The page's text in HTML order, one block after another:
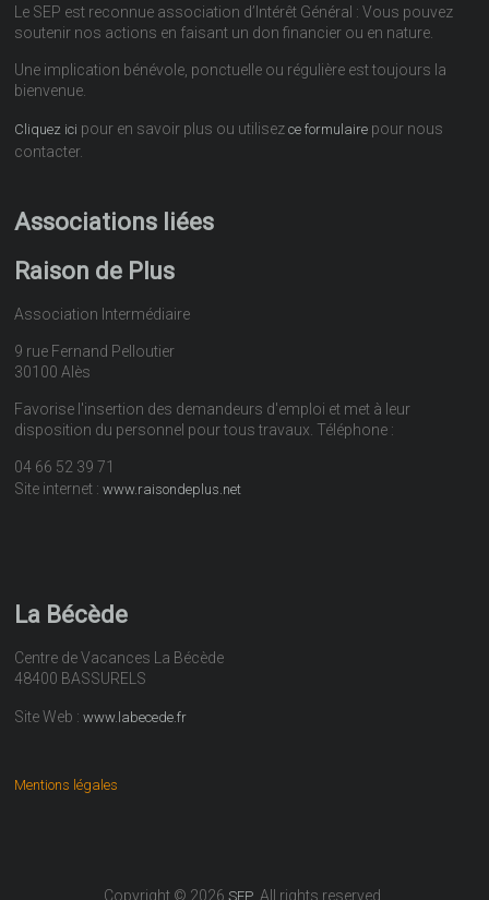
Le SEP est reconnue association d’Intérêt Général : Vous pouvez
soutenir nos actions en faisant un don financier ou en nature.
Une implication bénévole, ponctuelle ou régulière est toujours la
bienvenue.
Cliquez ici pour en savoir plus ou utilisezce formulaire pour nous
contacter.
Associations liées
Raison de Plus
Association Intermédiaire
9 rue Fernand Pelloutier
30100 Alès
Favorise l'insertion des demandeurs d'emploi et met à leur
disposition du personnel pour tous travaux. Téléphone :
04 66 52 39 71
Site internet :www.raisondeplus.net
La Bécède
Centre de Vacances La Bécède
48400 BASSURELS
Site Web :www.labecede.fr
Mentions légales
Copyright © 2026SEP . All rights reserved.